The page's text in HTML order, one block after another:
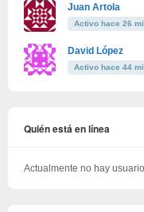
Juan Artola
Activo hace 26
David López
Activo hace 44
Quién está en línea
Actualmente no hay